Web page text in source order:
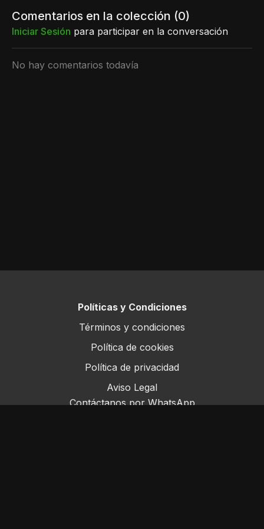
Comentarios en la colección (0)
Iniciar Sesión para participar en la conversación
No hay comentarios todavía
Políticas y Condiciones
Términos y condiciones
Política de cookies
Política de privacidad
Aviso Legal
Contáctanos por WhatsApp